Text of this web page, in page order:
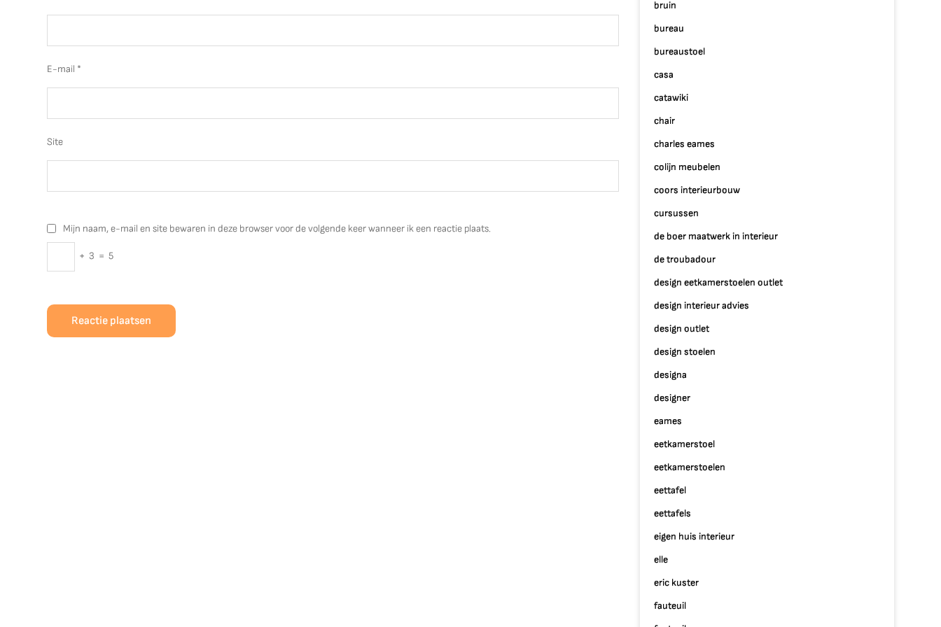
E-mail *
Site
Mijn naam, e-mail en site bewaren in deze browser voor de volgende keer wanneer ik een reactie plaats.
+ 3 = 5
bruin
bureau
bureaustoel
casa
catawiki
chair
charles eames
colijn meubelen
coors interieurbouw
cursussen
de boer maatwerk in interieur
de troubadour
design eetkamerstoelen outlet
design interieur advies
design outlet
design stoelen
designa
designer
eames
eetkamerstoel
eetkamerstoelen
eettafel
eettafels
eigen huis interieur
elle
eric kuster
fauteuil